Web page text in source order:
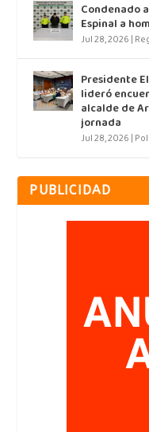
Condenado
Espinal a
Jul 28, 2026 |
Presidente
lideró
alcalde de
jornada
Jul 28, 2026 |
PUBLICIDAD